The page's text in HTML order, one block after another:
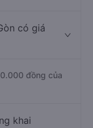
có giá
đồng của
khai